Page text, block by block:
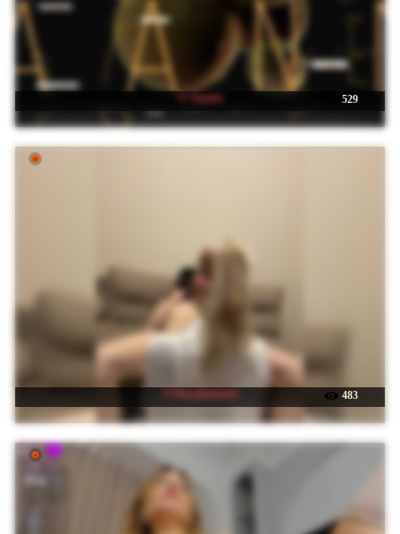
☉ Taanni 529
☉ Pusydiamond 483